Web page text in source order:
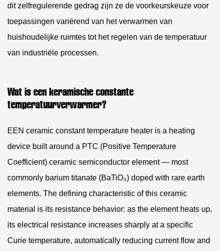
dit zelfregulerende gedrag zijn ze de voorkeurskeuze voor
toepassingen variërend van het verwarmen van
huishoudelijke ruimtes tot het regelen van de temperatuur
van industriële processen.
Wat is een keramische constante
temperatuurverwarmer?
EEN ceramic constant temperature heater is a heating
device built around a PTC (Positive Temperature
Coefficient) ceramic semiconductor element — most
commonly barium titanate (BaTiO₃) doped with rare earth
elements. The defining characteristic of this ceramic
material is its resistance behavior: as the element heats up,
its electrical resistance increases sharply at a specific
Curie temperature, automatically reducing current flow and